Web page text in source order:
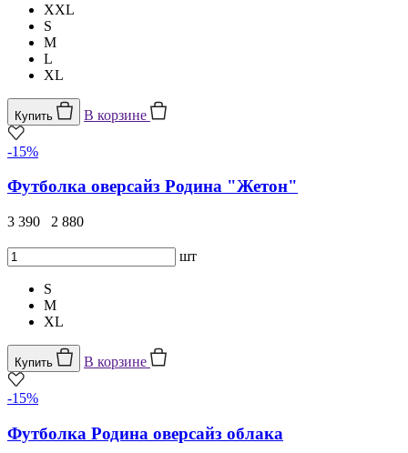
XXL
S
M
L
XL
Купить В корзине
-15%
Футболка оверсайз Родина "Жетон"
3 390 2 880
шт
S
M
XL
Купить В корзине
-15%
Футболка Родина оверсайз облака